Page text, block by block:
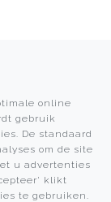
online
gebruik
De standaard
om de site
u advertenties
klikt
te gebruiken.